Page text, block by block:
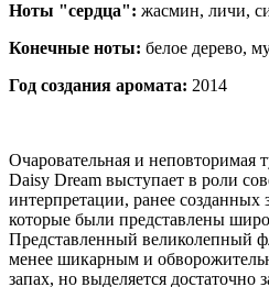
Ноты "сердца": жасмин, личи,
Конечные ноты: белое дерево,
Год создания аромата: 2014
Очаровательная и неповторимая
Daisy Dream выступает в роли
интерпретации, ранее созданных
которые были представлены
Представленный великолепный
менее шикарным и
запах, но выделяется достаточно